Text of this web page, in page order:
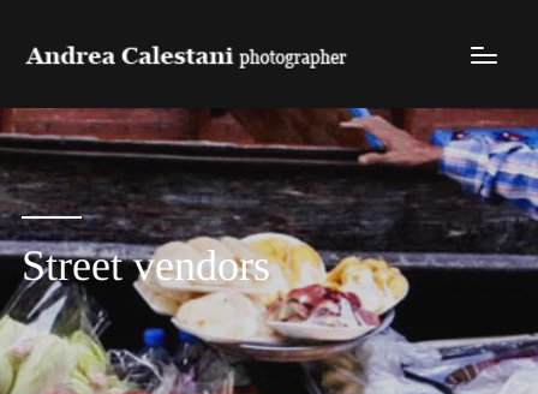
Street vendors